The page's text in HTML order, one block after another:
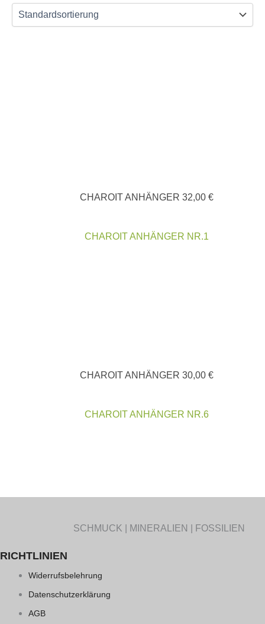
CHAROIT ANHÄNGER NR.1
CHAROIT ANHÄNGER 32,00 €
CHAROIT ANHÄNGER NR.6
CHAROIT ANHÄNGER 30,00 €
SCHMUCK | MINERALIEN | FOSSILIEN
RICHTLINIEN
Widerrufsbelehrung
Datenschutzerklärung
AGB